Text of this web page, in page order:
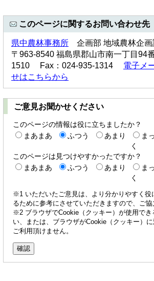
このページに関するお問い合わせ先
県中農林事務所 企画部 地域農林企画
〒963-8540 福島県郡山市南一丁目
1510 Fax：024-935-1314 電子メ
せはこちらから
ご意見お聞かせください
このページの情報は役に立ちましたか？
まあまあ
ふつう あまり
ま
く
このページは見つけやすかったですか？
まあまあ
ふつう あまり
ま
く
※1 いただいたご意見は、より分かりやすく役
るために参考にさせていただきますので、ご協
※2 ブラウザでCookie（クッキー）が使用でき
い、または、ブラウザがCookie（クッキー）
ご利用頂けません。